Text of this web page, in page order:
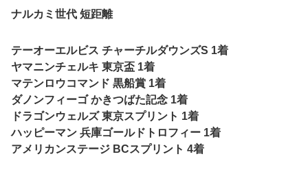
ナルカミ世代 短距離
テーオーエルビス チャーチルダウンズS 1着
ヤマニンチェルキ 東京盃 1着
マテンロウコマンド 黒船賞 1着
ダノンフィーゴ かきつばた記念 1着
ドラゴンウェルズ 東京スプリント 1着
ハッピーマン 兵庫ゴールドトロフィー 1着
アメリカンステージ BCスプリント 4着